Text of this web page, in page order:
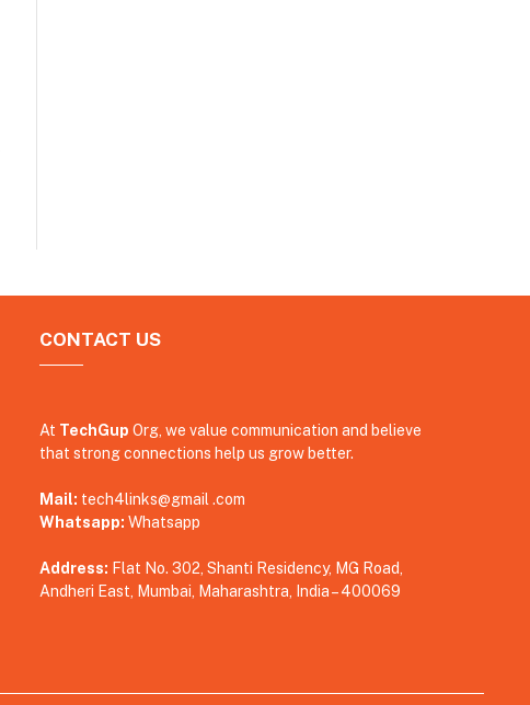
CONTACT US
At TechGup Org, we value communication and believe
that strong connections help us grow better.
Mail: tech4links@gmail .com
Whatsapp: Whatsapp
Address: Flat No. 302, Shanti Residency, MG Road,
Andheri East, Mumbai, Maharashtra, India – 400069